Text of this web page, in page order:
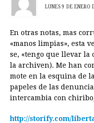
LUNES 9 DE ENERO
En otras notas, mas
«manos limpias», esta
se, «tengo que llevar la
la archiven). Me han
mote en la esquina de
papeles de las
intercambia con
http://storify.com/